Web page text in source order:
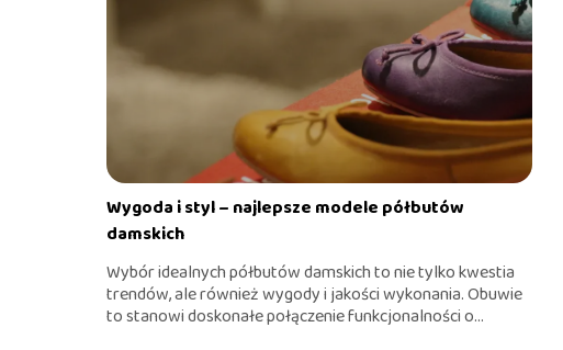
Wygoda i styl – najlepsze modele półbutów
damskich
Wybór idealnych półbutów damskich to nie tylko kwestia
trendów, ale również wygody i jakości wykonania. Obuwie
to stanowi doskonałe połączenie funkcjonalności o...